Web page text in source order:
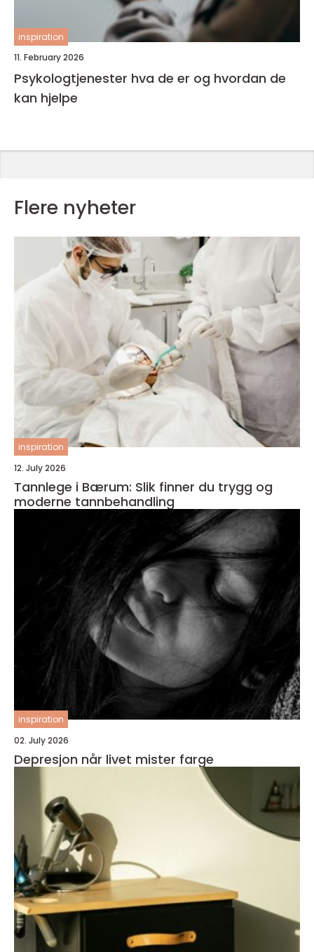
inspiration
11. February 2026
Psykologtjenester hva de er og hvordan de
kan hjelpe
Flere nyheter
inspiration
12. July 2026
Tannlege i Bærum: Slik finner du trygg og
moderne tannbehandling
inspiration
02. July 2026
Depresjon når livet mister farge